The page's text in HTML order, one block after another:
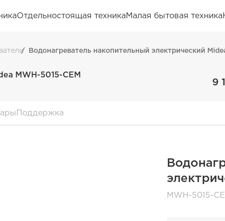
Отдельностоящая техникаМалая бытовая техника
Водонагреватель накопительный электрический
MWH-5015-CEM
9
Поддержка
MWH-5015-